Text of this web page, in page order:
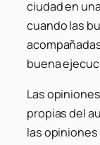
ciudad en
cuando las
buena
Las
propias del
las opiniones